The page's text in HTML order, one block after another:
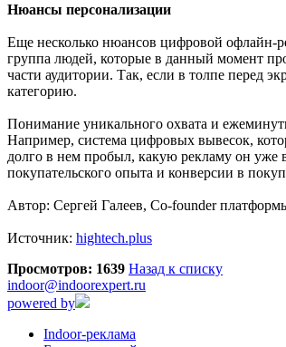
Нюансы персонализации
Еще несколько нюансов цифровой офлайн-
группа людей, которые в данный момент
части аудитории. Так, если в толпе перед
категорию.
Понимание уникального охвата и
Например, система цифровых вывесок,
долго в нем пробыл, какую рекламу он уже
покупательского опыта и конверсии в
Автор: Сергей Галеев, Co-founder
Источник: hightech.plus
Просмотров: 1639 Назад к списку
indoor@indoorexpert.ru
powered by
Indoor-реклама